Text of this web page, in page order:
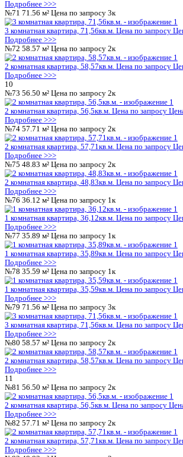
2 комнатная квартира, 56,5кв.м.
Подробнее >>>
№34 57.71 м² Цена по запросу
2 комнатная квартира, 57,71кв.м. Цена по
Подробнее >>>
№35
2 комнатная квартира, 48,83кв.м. Цена по
Подробнее >>>
№36 36.12 м² Цена по запросу
1 комнатная квартира, 36,12кв.м. Цена по
Подробнее >>>
№37 35.89 м² Цена по запросу 1к
1 комнатная квартира, 35,89кв.м.
Подробнее >>>
№38 35.59 м² Цена по запросу 1к
1 комнатная квартира, 35,59кв.м.
Подробнее >>>
№39 71.56 м² Цена по запросу
3 комнатная квартира, 71,56кв.м. Цена по
Подробнее >>>
№40 58.57 м² Цена по запросу
2 комнатная квартира, 58,57кв.м. Цена по
Подробнее >>>
6
№41 56.50 м² Цена по запросу 2к
2 комнатная квартира, 56,5кв.м.
Подробнее >>>
№42 57.71 м² Цена по запросу 2к
2 комнатная квартира, 57,71кв.м. Цена по
Подробнее >>>
№43 48.83 м²